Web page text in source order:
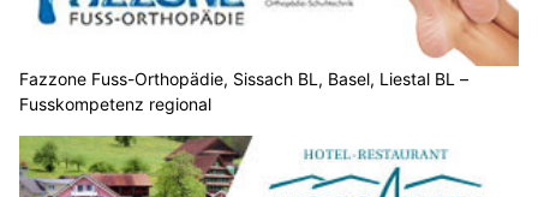
Fazzone Fuss-Orthopädie, Sissach BL, Basel, Liestal BL –
Fusskompetenz regional